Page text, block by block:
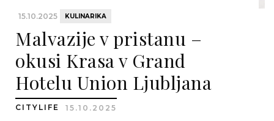
15.10.2025 KULINARIKA
Malvazije v pristanu –
okusi Krasa v Grand
Hotelu Union Ljubljana
CITYLIFE 15.10.2025